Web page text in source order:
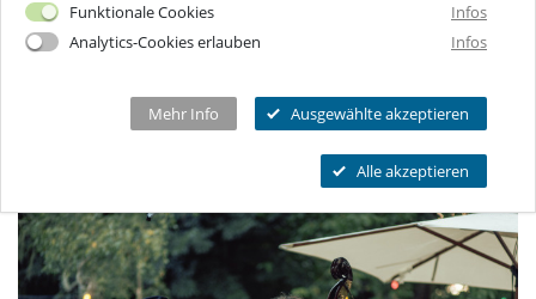
Ermäßigungen
Tickets
Programmkalender
Geförderter Besuch
Seniorengruppen
Schlosscafé
Dein Fest
Kindergeburtstag
FAQs Kindergeburtstage
THEATER & KULTUR
Wanderbühne Freudenberg
Anstehende Kulturveranstaltungen
MEHR INFOS...
Öffnungszeiten
Eintrittspreise
Ermäßigungen
Glühwürmchen und Schmetterlingen, bescheren uns
wunderbare Musiker*innen eine wunderschöne Zeit
Bier, Wein, Limo, Aperol Spritz, Pommes.
Funktionale Cookies
Infos
Analytics-Cookies erlauben
Infos
Mehr Info Ausgewählte akzeptieren
Alle akzeptieren